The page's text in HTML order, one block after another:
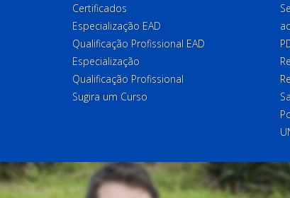
Certificados
Especialização EAD
Qualificação Profissional EAD
Especialização
Qualificação Profissional
Sugira um Curso